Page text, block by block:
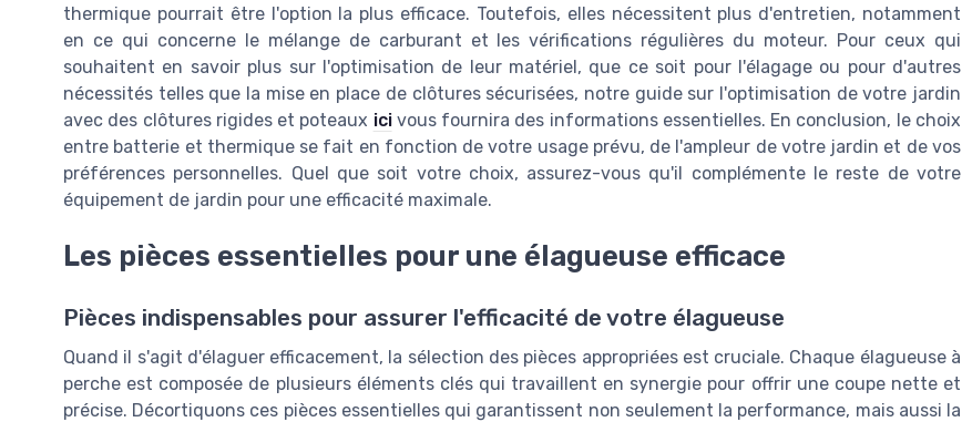
thermique pourrait être l'option la plus efficace. Toutefois, elles nécessitent plus d'entretien, notamment
en ce qui concerne le mélange de carburant et les vérifications régulières du moteur. Pour ceux qui
souhaitent en savoir plus sur l'optimisation de leur matériel, que ce soit pour l'élagage ou pour d'autres
nécessités telles que la mise en place de clôtures sécurisées, notre guide sur l'optimisation de votre jardin
avec des clôtures rigides et poteaux icivous fournira des informations essentielles. En conclusion, le choix
entre batterie et thermique se fait en fonction de votre usage prévu, de l'ampleur de votre jardin et de vos
préférences personnelles. Quel que soit votre choix, assurez-vous qu'il complémente le reste de votre
équipement de jardin pour une efficacité maximale.
Les pièces essentielles pour une élagueuse efficace
Pièces indispensables pour assurer l'efficacité de votre élagueuse
Quand il s'agit d'élaguer efficacement, la sélection des pièces appropriées est cruciale. Chaque élagueuse à
perche est composée de plusieurs éléments clés qui travaillent en synergie pour offrir une coupe nette et
précise. Décortiquons ces pièces essentielles qui garantissent non seulement la performance, mais aussi la